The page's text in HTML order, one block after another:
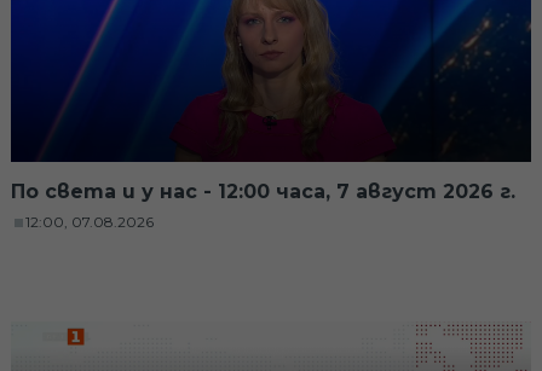
По света и у нас - 12:00 часа, 7 август 2026 г.
12:00, 07.08.2026